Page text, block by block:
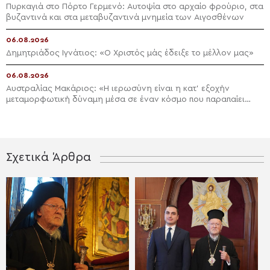
Πυρκαγιά στο Πόρτο Γερμενό: Αυτοψία στο αρχαίο φρούριο, στα
βυζαντινά και στα μεταβυζαντινά μνημεία των Αιγοσθένων
06.08.2026
Δημητριάδος Ιγνάτιος: «Ο Χριστός μάς έδειξε το μέλλον μας»
06.08.2026
Αυστραλίας Μακάριος: «Η ιερωσύνη είναι η κατ’ εξοχήν
μεταμορφωτική δύναμη μέσα σε έναν κόσμο που παραπαίει
Σχετικά Άρθρα